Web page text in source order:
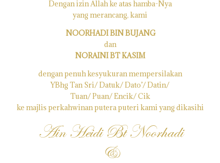
Dengan izin Allah ke atas hamba-Nya
yang merancang, kami
NOORHADI BIN BUJANG
dan
NORAINI BT KASIM
dengan penuh kesyukuran mempersilakan
YBhg Tan Sri/ Datuk/ Dato’/ Datin/
Tuan/ Puan/ Encik/ Cik
ke majlis perkahwinan putera puteri kami yang dikasihi
Ain Heidi Bt Noorhadi
&